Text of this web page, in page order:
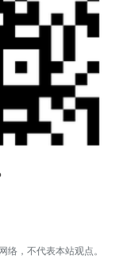
，不代表本站观点。